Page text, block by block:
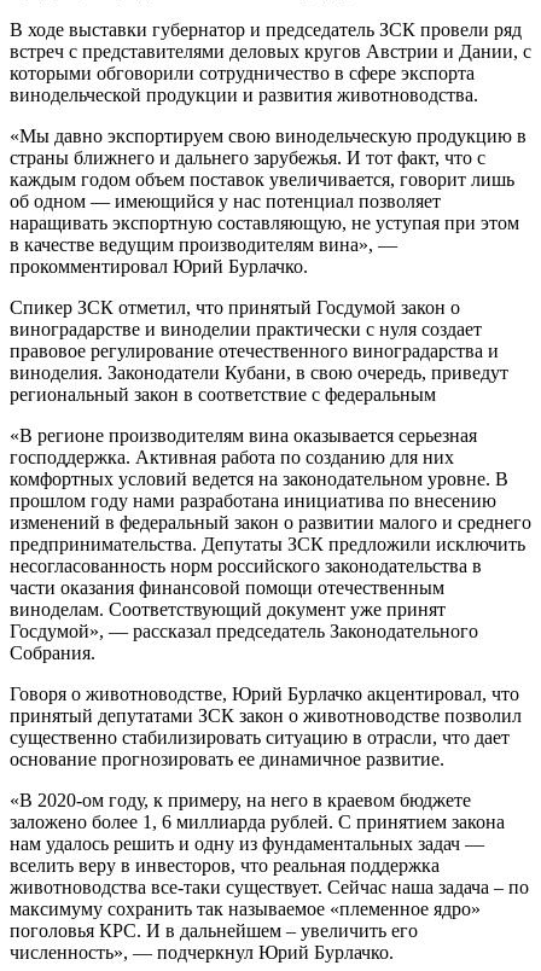
В ходе выставки губернатор и председатель ЗСК провели ряд
встреч с представителями деловых кругов Австрии и Дании, с
которыми обговорили сотрудничество в сфере экспорта
винодельческой продукции и развития животноводства.
«Мы давно экспортируем свою винодельческую продукцию в
страны ближнего и дальнего зарубежья. И тот факт, что с
каждым годом объем поставок увеличивается, говорит лишь
об одном — имеющийся у нас потенциал позволяет
наращивать экспортную составляющую, не уступая при этом
в качестве ведущим производителям вина», —
прокомментировал Юрий Бурлачко.
Спикер ЗСК отметил, что принятый Госдумой закон о
виноградарстве и виноделии практически с нуля создает
правовое регулирование отечественного виноградарства и
виноделия. Законодатели Кубани, в свою очередь, приведут
региональный закон в соответствие с федеральным
«В регионе производителям вина оказывается серьезная
господдержка. Активная работа по созданию для них
комфортных условий ведется на законодательном уровне. В
прошлом году нами разработана инициатива по внесению
изменений в федеральный закон о развитии малого и среднего
предпринимательства. Депутаты ЗСК предложили исключить
несогласованность норм российского законодательства в
части оказания финансовой помощи отечественным
виноделам. Соответствующий документ уже принят
Госдумой», — рассказал председатель Законодательного
Собрания.
Говоря о животноводстве, Юрий Бурлачко акцентировал, что
принятый депутатами ЗСК закон о животноводстве позволил
существенно стабилизировать ситуацию в отрасли, что дает
основание прогнозировать ее динамичное развитие.
«В 2020-ом году, к примеру, на него в краевом бюджете
заложено более 1, 6 миллиарда рублей. С принятием закона
нам удалось решить и одну из фундаментальных задач —
вселить веру в инвесторов, что реальная поддержка
животноводства все-таки существует. Сейчас наша задача – по
максимуму сохранить так называемое «племенное ядро»
поголовья КРС. И в дальнейшем – увеличить его
численность», — подчеркнул Юрий Бурлачко.